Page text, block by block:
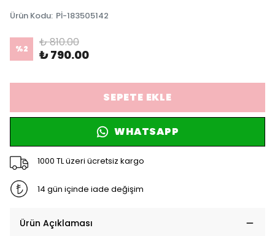
Ürün Kodu: Pİ-183505142
%2 ₺ 810.00
₺ 790.00
SEPETE EKLE
WHATSAPP
1000 TL üzeri ücretsiz kargo
14 gün içinde iade değişim
Ürün Açıklaması